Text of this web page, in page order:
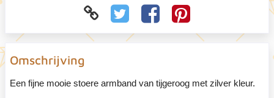
Omschrijving
Een fijne mooie stoere armband van tijgeroog met zilver kleur.